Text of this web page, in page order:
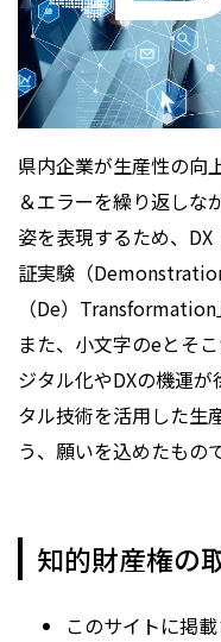
県内企業が生産性の向
＆エラーを繰り返しな
姿を表現するため、
証実験（
（De）
また、小文字のeとそ
ジタル化やDXの機運
タル技術を活用した生
う、願いを込めたもので
知的財産権の
このサイトに掲